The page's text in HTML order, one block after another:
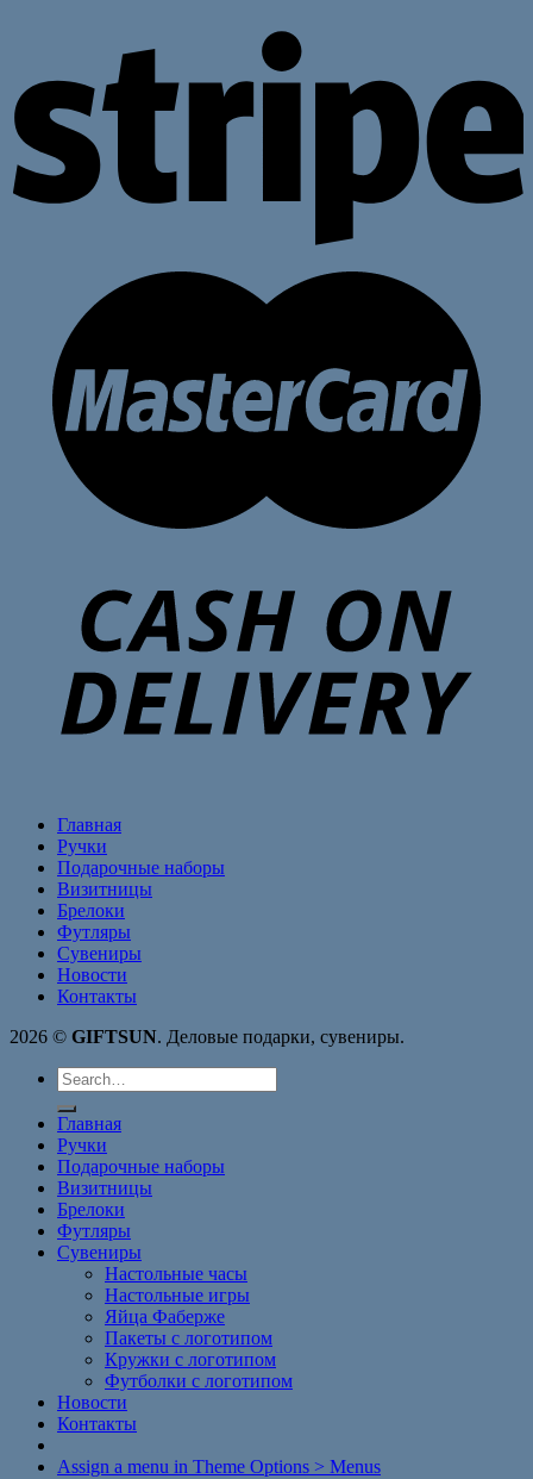
Главная
Ручки
Подарочные наборы
Визитницы
Брелоки
Футляры
Сувениры
Новости
Контакты
2026 © GIFTSUN. Деловые подарки, сувениры.
Search
for:
Главная
Ручки
Подарочные наборы
Визитницы
Брелоки
Футляры
Сувениры
Настольные часы
Настольные игры
Яйца Фаберже
Пакеты с логотипом
Кружки с логотипом
Футболки с логотипом
Новости
Контакты
Assign a menu in Theme Options > Menus